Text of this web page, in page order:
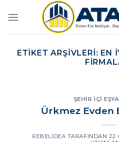
atla
ETIKET ARŞIVLERI: EN
ŞEHIR İÇI
Ürkmez Evden
REBELIDEA TARAFINDAN 22